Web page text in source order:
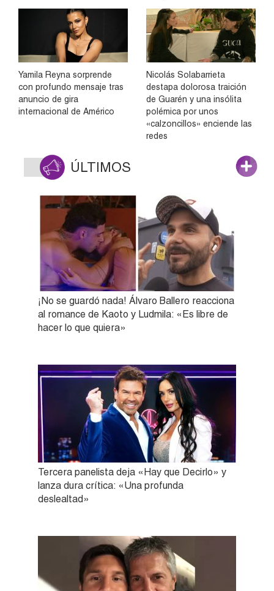
Yamila Reyna sorprende
con profundo mensaje tras
anuncio de gira
internacional de Américo
Nicolás Solabarrieta
destapa dolorosa traición
de Guarén y una insólita
polémica por unos
«calzoncillos» enciende las
redes
ÚLTIMOS
¡No se guardó nada! Álvaro Ballero reacciona
al romance de Kaoto y Ludmila: «Es libre de
hacer lo que quiera»
Tercera panelista deja «Hay que Decirlo» y
lanza dura crítica: «Una profunda
deslealtad»